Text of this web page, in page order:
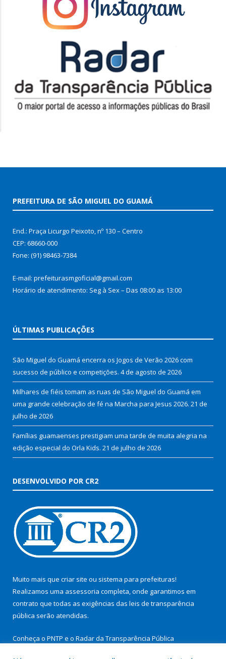
PREFEITURA DE SÃO MIGUEL DO GUAMÁ
End.: Praça Licurgo Peixoto, nº 130 – Centro
CEP: 68660-000
Fone: (91) 98463-7384
E-mail: prefeiturasmgoficial@gmail.com
Horário de atendimento: Seg à Sex – Das 08:00 as 13:00
ÚLTIMAS PUBLICAÇÕES
São Miguel do Guamá encerra os Jogos de Verão 2026 com
sucesso de público e competições. 4 de agosto de 2026
Milhares de fiéis tomam as ruas de São Miguel do Guamá em
uma grande celebração de fé na Marcha para Jesus 2026. 21 de
julho de 2026
Famílias guamaenses prestigiam uma tarde de muita alegria na
edição especial do Orla Kids. 21 de julho de 2026
DESENVOLVIDO POR CR2
Muito mais que criar site ou sistema para prefeituras!
Realizamos uma assessoria completa, onde garantimos em
contrato que todas as exigências das leis de transparência
pública serão atendidas.
Conheça o PNTP e o Radar da Transparência Pública